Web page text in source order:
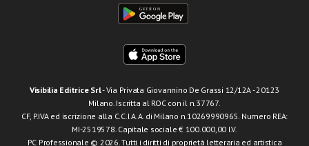
Visibilia Editrice Srl- Via Privata Giovannino De Grassi 12/12A - 20123
Milano. Iscritta al ROC con il n.37767.
CF, P.IVA ed iscrizione alla C.C.I.A.A. di Milano n.10269990965. Numero REA:
MI-2519578. Capitale sociale € 100.000,00 I.V.
PC Professionale © 2026. Tutti i diritti di proprietà letteraria ed artistica